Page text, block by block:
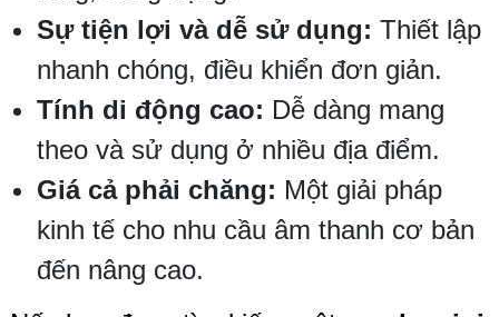
Sự tiện lợi và dễ sử dụng: Thiết lập
nhanh chóng, điều khiển đơn giản.
Tính di động cao: Dễ dàng mang
theo và sử dụng ở nhiều địa điểm.
Giá cả phải chăng: Một giải pháp
kinh tế cho nhu cầu âm thanh cơ bản
đến nâng cao.